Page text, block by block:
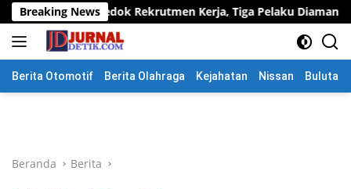
Langsung
ke
konten
Breaking News
Rekrutmen Kerja, Tiga Pelaku Diamankan
Berita Otomotif Berita Olahraga Kejahatan Nissan
Beranda Berita